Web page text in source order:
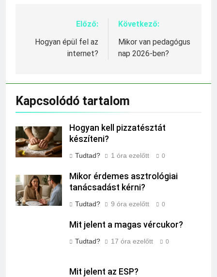
Bejegyzés
navigáció
Előző:
Hogyan épül fel az
internet?
Következő:
Mikor van pedagógus
nap 2026-ben?
Kapcsolódó tartalom
Hogyan kell pizzatésztát
készíteni?
Tudtad? 1 óra ezelőtt 0
Mikor érdemes asztrológiai
tanácsadást kérni?
Tudtad? 9 óra ezelőtt 0
Mit jelent a magas vércukor?
Tudtad? 17 óra ezelőtt 0
Mit jelent az ESP?